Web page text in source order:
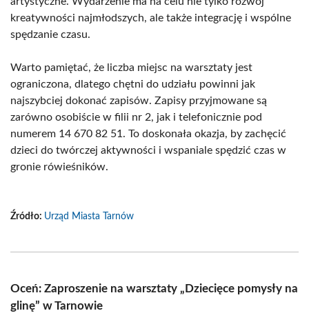
kreatywności najmłodszych, ale także integrację i wspólne
spędzanie czasu.
Warto pamiętać, że liczba miejsc na warsztaty jest
ograniczona, dlatego chętni do udziału powinni jak
najszybciej dokonać zapisów. Zapisy przyjmowane są
zarówno osobiście w filii nr 2, jak i telefonicznie pod
numerem 14 670 82 51. To doskonała okazja, by zachęcić
dzieci do twórczej aktywności i wspaniale spędzić czas w
gronie rówieśników.
Źródło: Urząd Miasta Tarnów
Oceń: Zaproszenie na warsztaty „Dziecięce pomysły na
glinę” w Tarnowie